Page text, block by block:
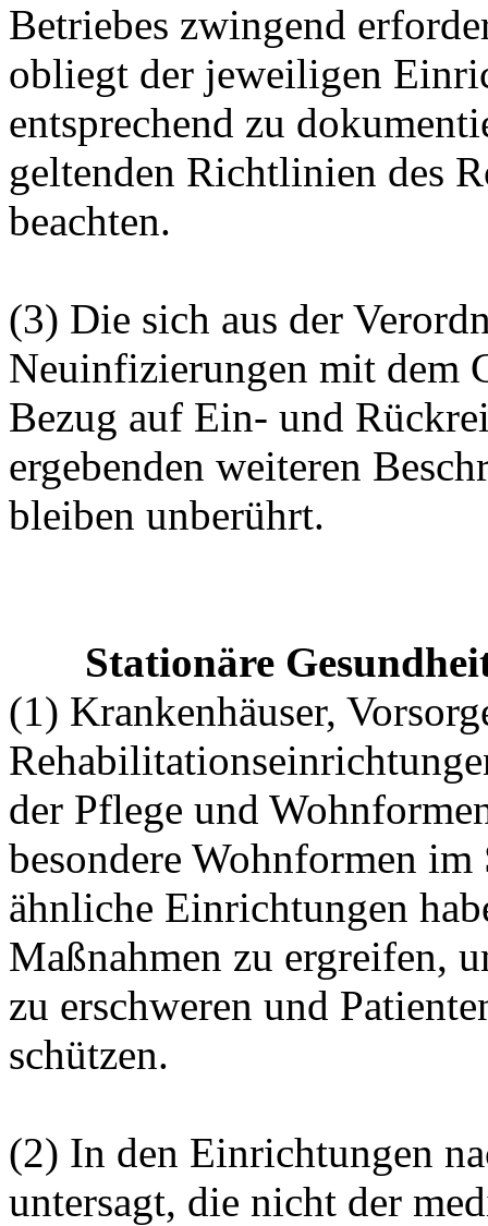
Betriebes zwingend
obliegt der jeweiligen
entsprechend zu
geltenden Richtlinien des
beachten.
(3) Die sich aus der
Neuinfizierungen mit dem
Bezug auf Ein- und
ergebenden weiteren
bleiben unberührt.
Stationäre
(1) Krankenhäuser,
der Pflege und
besondere Wohnformen
ähnliche Einrichtungen
Maßnahmen zu ergreifen,
zu erschweren und
schützen.
(2) In den Einrichtungen
untersagt, die nicht der